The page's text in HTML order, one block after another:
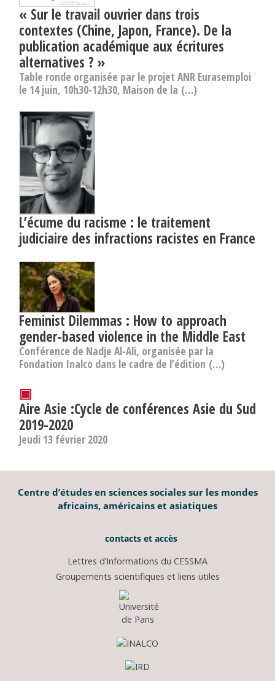
« Sur le travail ouvrier dans trois
contextes (Chine, Japon, France). De la
publication académique aux écritures
alternatives ? »
Table ronde organisée par le projet ANR Eurasemploi
le 14 juin, 10h30-12h30, Maison de la (…)
L’écume du racisme : le traitement
judiciaire des infractions racistes en France
Feminist Dilemmas : How to approach
gender-based violence in the Middle East
Conférence de Nadje Al-Ali, organisée par la
Fondation Inalco dans le cadre de l’édition (…)
▣
Aire Asie :Cycle de conférences Asie du Sud
2019-2020
Jeudi 13 février 2020
Centre d’études en sciences sociales sur les mondes
africains, américains et asiatiques
contacts et accès
Lettres d’Informations du CESSMA
Groupements scientifiques et liens utiles